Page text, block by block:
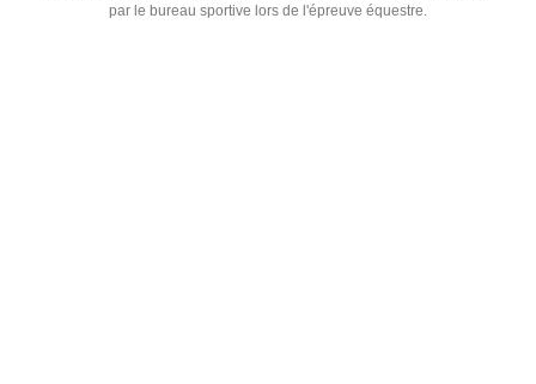
par le bureau sportive lors de l'épreuve équestre.